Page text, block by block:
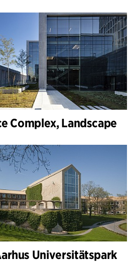
Complex, Landscape
Universitätspark